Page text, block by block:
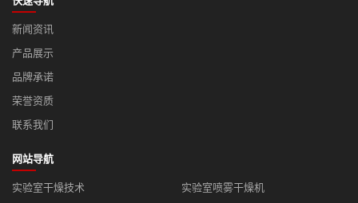
新闻资讯
产品展示
品牌承诺
荣誉资质
联系我们
网站导航
实验室干燥技术
实验室喷雾干燥机